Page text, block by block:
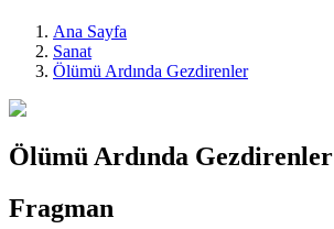
Ana Sayfa
Sanat
Ölümü Ardında Gezdirenler
Ölümü Ardında Gezdirenler
Fragman